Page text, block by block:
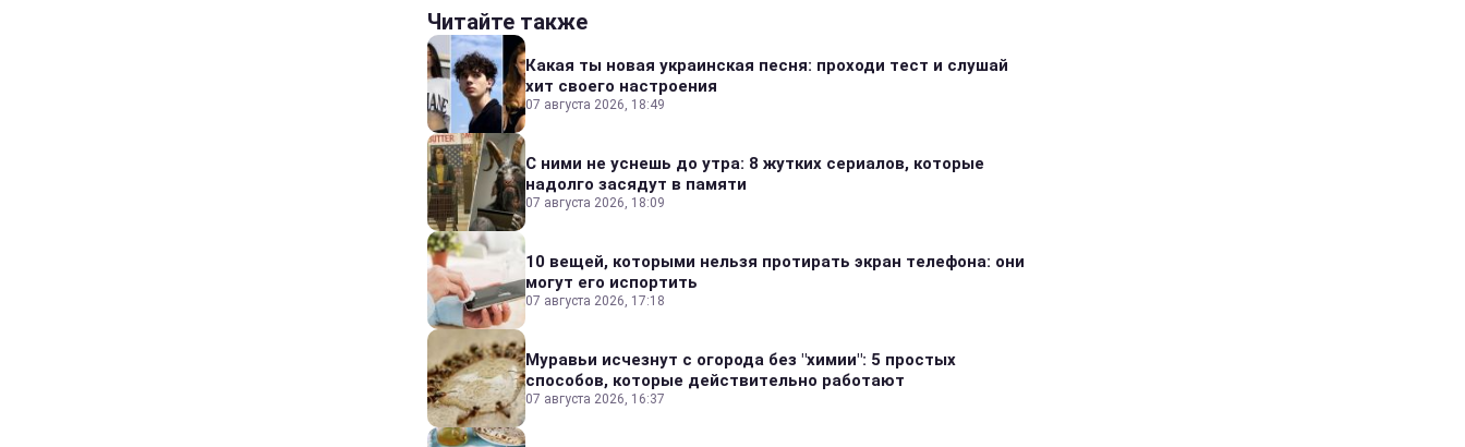
Читайте также
Какая ты новая украинская песня: проходи тест и слушай
хит своего настроения
07 августа 2026, 18:49
С ними не уснешь до утра: 8 жутких сериалов, которые
надолго засядут в памяти
07 августа 2026, 18:09
10 вещей, которыми нельзя протирать экран телефона: они
могут его испортить
07 августа 2026, 17:18
Муравьи исчезнут с огорода без "химии": 5 простых
способов, которые действительно работают
07 августа 2026, 16:37